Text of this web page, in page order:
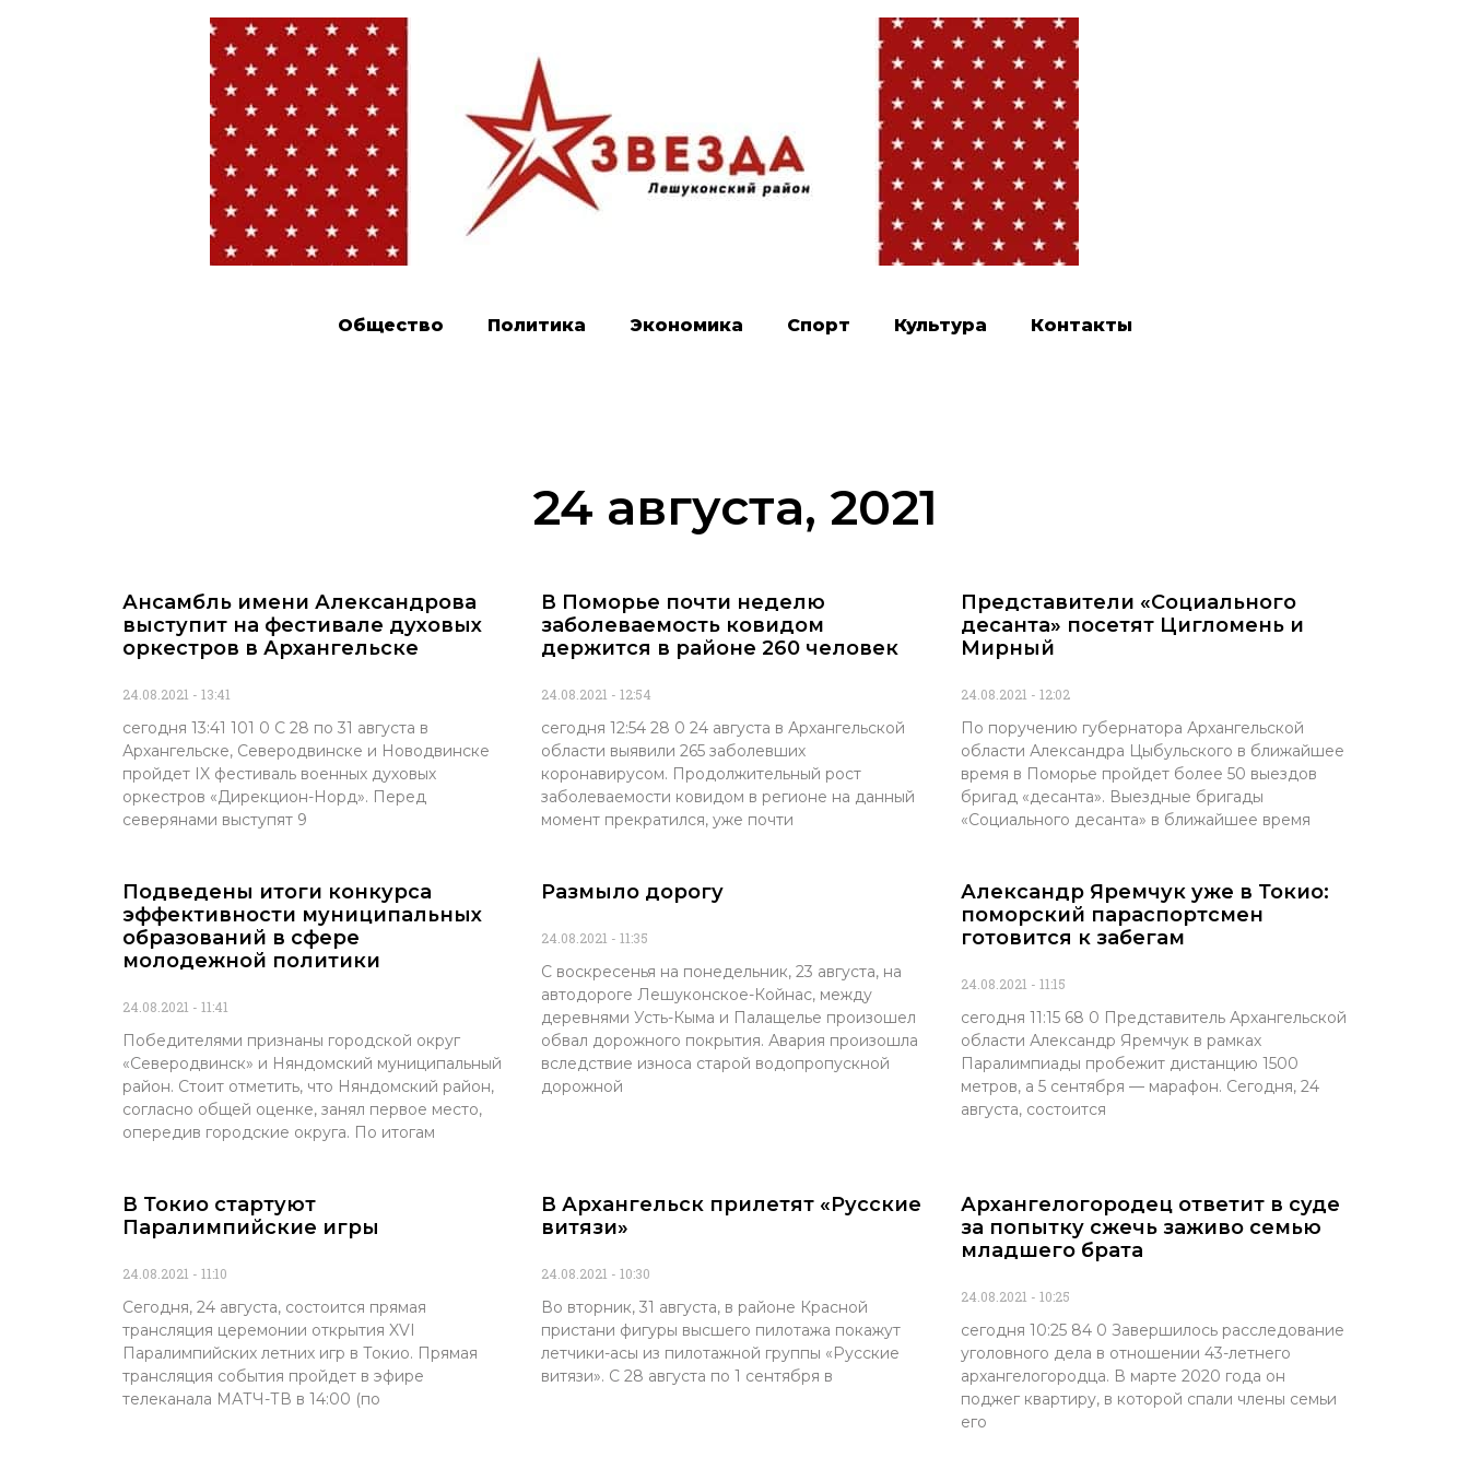
Общество Политика Экономика Спорт Культура Контакты
24 августа, 2021
Ансамбль имени Александрова
выступит на фестивале духовых
оркестров в Архангельске
24.08.2021 13:41
сегодня 13:41 101 0 С 28 по 31 августа в
Архангельске, Северодвинске и Новодвинске
пройдет IX фестиваль военных духовых
оркестров «Дирекцион-Норд». Перед
северянами выступят 9
В Поморье почти неделю
заболеваемость ковидом
держится в районе 260 человек
24.08.2021 12:54
сегодня 12:54 28 0 24 августа в Архангельской
области выявили 265 заболевших
коронавирусом. Продолжительный рост
заболеваемости ковидом в регионе на данный
момент прекратился, уже почти
Представители «Социального
десанта» посетят Цигломень и
Мирный
24.08.2021 12:02
По поручению губернатора Архангельской
области Александра Цыбульского в ближайшее
время в Поморье пройдет более 50 выездов
бригад «десанта». Выездные бригады
«Социального десанта» в ближайшее время
Подведены итоги конкурса
эффективности муниципальных
образований в сфере
молодежной политики
24.08.2021 11:41
Победителями признаны городской округ
«Северодвинск» и Няндомский муниципальный
район. Стоит отметить, что Няндомский район,
согласно общей оценке, занял первое место,
опередив городские округа. По итогам
Размыло дорогу
24.08.2021 11:35
С воскресенья на понедельник, 23 августа, на
автодороге Лешуконское-Койнас, между
деревнями Усть-Кыма и Палащелье произошел
обвал дорожного покрытия. Авария произошла
вследствие износа старой водопропускной
дорожной
Александр Яремчук уже в Токио:
поморский параспортсмен
готовится к забегам
24.08.2021 11:15
сегодня 11:15 68 0 Представитель Архангельской
области Александр Яремчук в рамках
Паралимпиады пробежит дистанцию 1500
метров, а 5 сентября — марафон. Сегодня, 24
августа, состоится
В Токио стартуют
Паралимпийские игры
24.08.2021 11:10
Сегодня, 24 августа, состоится прямая
трансляция церемонии открытия XVI
Паралимпийских летних игр в Токио. Прямая
трансляция события пройдет в эфире
телеканала МАТЧ-ТВ в 14:00 (по
В Архангельск прилетят «Русские
витязи»
24.08.2021 10:30
Во вторник, 31 августа, в районе Красной
пристани фигуры высшего пилотажа покажут
летчики-асы из пилотажной группы «Русские
витязи». С 28 августа по 1 сентября в
Архангелогородец ответит в суде
за попытку сжечь заживо семью
младшего брата
24.08.2021 10:25
сегодня 10:25 84 0 Завершилось расследование
уголовного дела в отношении 43-летнего
архангелогородца. В марте 2020 года он
поджег квартиру, в которой спали члены семьи
его